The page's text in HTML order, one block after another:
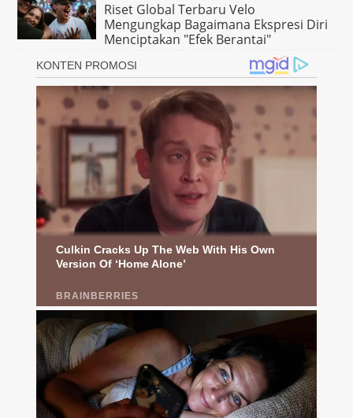
Riset Global Terbaru Velo
Mengungkap Bagaimana Ekspresi Diri
Menciptakan "Efek Berantai"